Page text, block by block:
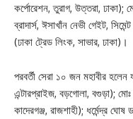
কর্পোরেশন, তুরাগ, উত্তরা,
ব্রাদার্স, ঈসাখাঁন নেভী গেইট,
(ঢাকা ট্রেড লিংক, সাভার, ঢাকা)।
পরবর্তী সেরা ১০ জন মহাবীর
এন্টারপ্রাইজ, বড়গোলা, বগুড়া);
কাদেরগঞ্জ, রাজশাহী); ধর্মেন্দ্র